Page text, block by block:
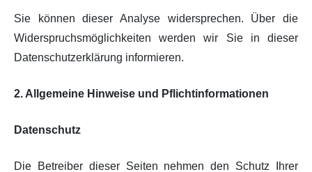
Sie können dieser Analyse widersprechen. Über die
Widerspruchsmöglichkeiten werden wir Sie in dieser
Datenschutzerklärung informieren.
2. Allgemeine Hinweise und Pflichtinformationen
Datenschutz
Die Betreiber dieser Seiten nehmen den Schutz Ihrer